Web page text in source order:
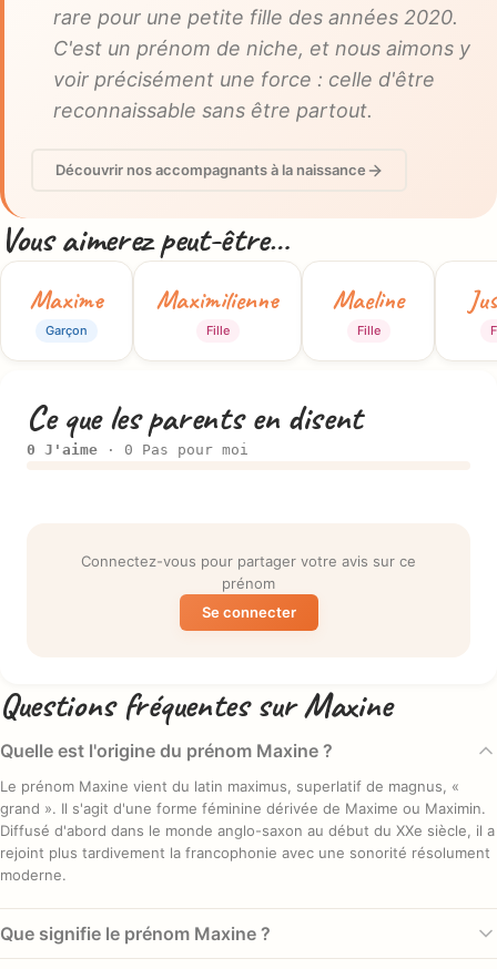
rare pour une petite fille des années 2020.
C'est un prénom de niche, et nous aimons y
voir précisément une force : celle d'être
reconnaissable sans être partout.
Découvrir nos accompagnants à la naissance
Vous aimerez peut-être…
Maxime
Garçon
Maximilienne
Fille
Maeline
Fille
Ce que les parents en disent
0 J'aime · 0 Pas pour moi
Connectez-vous pour partager votre avis sur ce
prénom
Se connecter
Questions fréquentes sur Maxine
Quelle est l'origine du prénom Maxine ?
Le prénom Maxine vient du latin maximus, superlatif de magnus, «
grand ». Il s'agit d'une forme féminine dérivée de Maxime ou Maximin.
Diffusé d'abord dans le monde anglo-saxon au début du XXe siècle, il a
rejoint plus tardivement la francophonie avec une sonorité résolument
moderne.
Que signifie le prénom Maxine ?